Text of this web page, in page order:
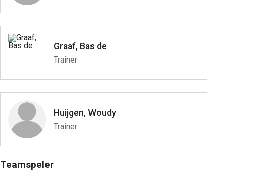
Graaf, Bas de
Trainer
Huijgen, Woudy
Trainer
Teamspeler